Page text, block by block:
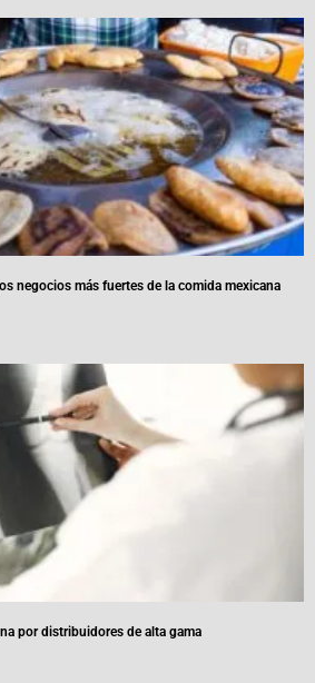
negocios más fuertes de la comida mexicana
por distribuidores de alta gama